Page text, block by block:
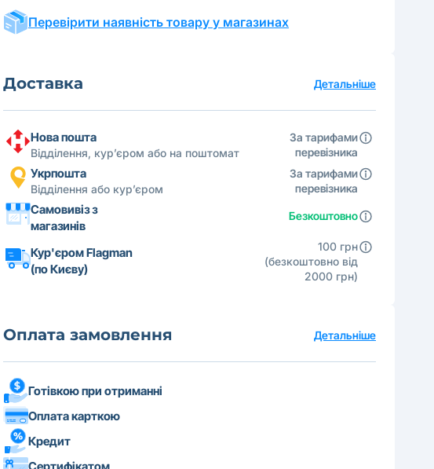
Перевірити наявність товару у магазинах
Доставка Детальніше
Нова пошта
Відділення, кур’єром або на поштомат
За тарифами
перевізника
Укрпошта
Відділення або кур’єром
За тарифами
перевізника
Самовивіз з
магазинів
Безкоштовно
Кур'єром Flagman
(по Києву)
100 грн
(безкоштовно від
2000 грн)
Оплата замовлення Детальніше
Готівкою при отриманні
Оплата карткою
Кредит
Сертифікатом